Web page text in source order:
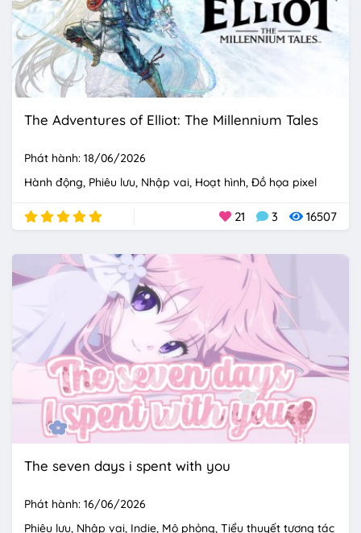
The Adventures of Elliot: The Millennium Tales
Phát hành: 18/06/2026
Hành động Phiêu lưu Nhập vai Hoạt hình Đồ họa pixel
21 3 16507
The seven days i spent with you
Phát hành: 16/06/2026
Phiêu lưu Nhập vai Indie Mô phỏng Tiểu thuyết tương tác